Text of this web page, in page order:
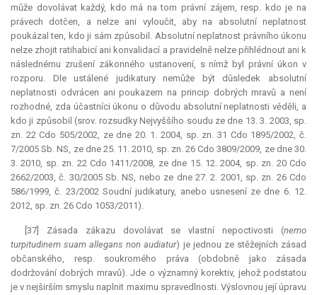
může dovolávat každý, kdo má na tom právní zájem, resp. kdo je na
právech dotčen, a nelze ani vyloučit, aby na absolutní neplatnost
poukázal ten, kdo ji sám způsobil. Absolutní neplatnost právního úkonu
nelze zhojit ratihabicí ani konvalidací a pravidelně nelze přihlédnout ani k
následnému zrušení zákonného ustanovení, s nímž byl právní úkon v
rozporu. Dle ustálené judikatury nemůže být důsledek absolutní
neplatnosti odvrácen ani poukazem na princip dobrých mravů a není
rozhodné, zda účastníci úkonu o důvodu absolutní neplatnosti věděli, a
kdo ji způsobil (srov. rozsudky Nejvyššího soudu ze dne 13. 3. 2003, sp.
zn. 22 Cdo 505/2002, ze dne 20. 1. 2004, sp. zn. 31 Cdo 1895/2002, č.
7/2005 Sb. NS, ze dne 25. 11. 2010, sp. zn. 26 Cdo 3809/2009, ze dne 30.
3. 2010, sp. zn. 22 Cdo 1411/2008, ze dne 15. 12. 2004, sp. zn. 20 Cdo
2662/2003, č. 30/2005 Sb. NS, nebo ze dne 27. 2. 2001, sp. zn. 26 Cdo
586/1999, č. 23/2002 Soudní judikatury, anebo usnesení ze dne 6. 12.
2012, sp. zn. 26 Cdo 1053/2011).
[37] Zásada zákazu dovolávat se vlastní nepoctivosti (nemo
turpitudinem suam allegansnon audiatur) je jednou ze stěžejních zásad
občanského, resp. soukromého práva (obdobně jako zásada
dodržování dobrých mravů). Jde o významný korektiv, jehož podstatou
je v nejširším smyslu naplnit maximu spravedlnosti. Výslovnou její úpravu